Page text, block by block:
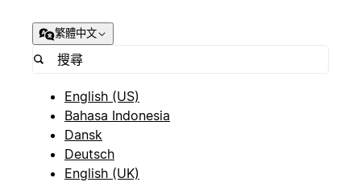
繁體中文
English (US)
Bahasa Indonesia
Dansk
Deutsch
English (UK)